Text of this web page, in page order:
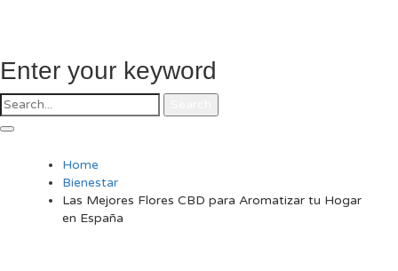
Enter your keyword
Home
Bienestar
Las Mejores Flores CBD para Aromatizar tu Hogar
en España